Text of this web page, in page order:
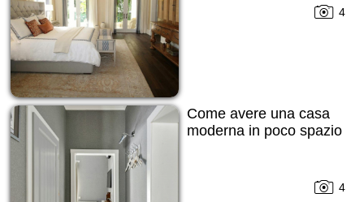
4
Come avere una casa
moderna in poco spazio
4